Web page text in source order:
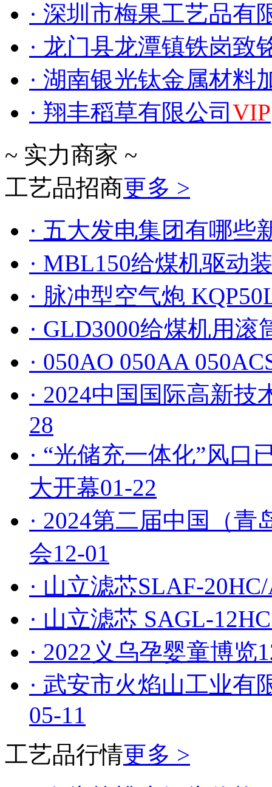
· 深圳市梅果工艺品有
· 龙门县龙潭镇铁岗致
· 湖南银光钛金属材料
· 翔丰稻草有限公司 VIP
~ 实力商家 ~
工艺品招商更多 >
· 五大发电集团有哪些
· MBL150给煤机驱动
· 脉冲型空气炮
· GLD3000给煤机用
· 050AO 050AA
· 2024中国国际高新技
28
· “光储充一体化”风口
大开幕01-22
· 2024第二届中国（
会12-01
· 山立滤芯SLAF-
· 山立滤芯 SAGL-
· 2022义乌孕婴童博览
· 武安市火焰山工业有
05-11
工艺品行情更多 >